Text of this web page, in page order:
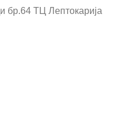
бр.64 ТЦ Лептокарија